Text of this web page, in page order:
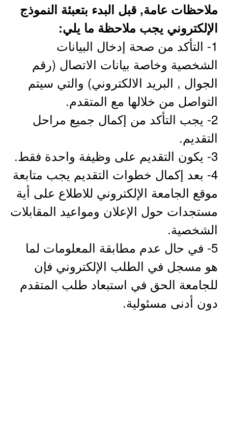
ملاحظات عامة, قبل البدء بتعبئة النموذج
الإلكتروني يجب ملاحظة ما يلي:
1- التأكد من صحة إدخال البيانات
الشخصية وخاصة بيانات الاتصال (رقم
الجوال , البريد الالكتروني) والتي سيتم
التواصل من خلالها مع المتقدم.
2- يجب التأكد من إكمال جميع مراحل
التقديم.
3- يكون التقديم على وظيفة واحدة فقط.
4- بعد إكمال خطوات التقديم يجب متابعة
موقع الجامعة الإلكتروني للاطلاع على أية
مستجدات حول الإعلان ومواعيد المقابلات
الشخصية.
5- في حال عدم مطابقة المعلومات لما
هو مسجل في الطلب الإلكتروني فإن
للجامعة الحق في استبعاد طلب المتقدم
دون أدنى مسئولية.